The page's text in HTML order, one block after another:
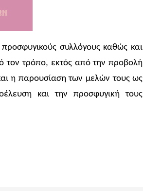
συλλόγους καθώς και
τον τρόπο, εκτός από την προβολή
η παρουσίαση των μελών τους ως
και την προσφυγική τους